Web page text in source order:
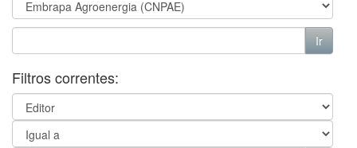
Filtros correntes: